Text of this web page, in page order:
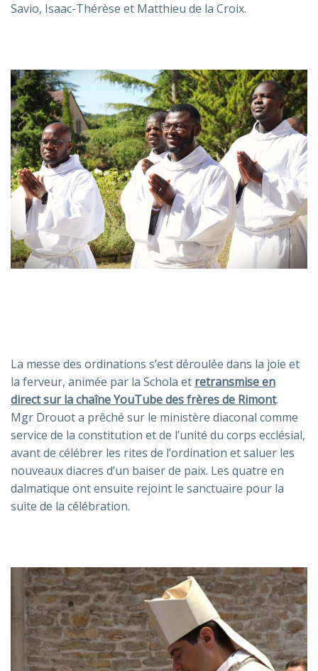
Savio, Isaac-Thérèse et Matthieu de la Croix.
La messe des ordinations s’est déroulée dans la joie et
la ferveur, animée par la Schola et retransmise en
direct sur la chaîne YouTube des frères de Rimont.
Mgr Drouot a prêché sur le ministère diaconal comme
service de la constitution et de l’unité du corps ecclésial,
avant de célébrer les rites de l’ordination et saluer les
nouveaux diacres d’un baiser de paix. Les quatre en
dalmatique ont ensuite rejoint le sanctuaire pour la
suite de la célébration.